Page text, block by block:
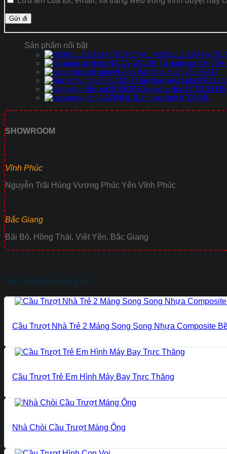
Sản phẩm nổi bật
MODULE LÀM VIỆC
Tủ quần áo CA-
Bàn họp chân sắt H2412
Bàn làm việc Lufa DF12-02
Bàn giám đốc DT2010H35
Bàn máy tính AT204HL
SHOWROOM
Vĩnh Phúc
Nguyễn Trãi Hùng Vương Phúc Yên Vĩnh Phúc
Bắc Giang
Bãi Bò, Hồng Thái, Việt Yên, Bắc Giang
Sản phẩm tương tự
Cầu Trượt Nhà Trẻ 2 Máng Song Song Nhựa Composite
Cầu Trượt Trẻ Em Hình Máy Bay Trực Thăng
Nhà Chòi Cầu Trượt Máng Ống